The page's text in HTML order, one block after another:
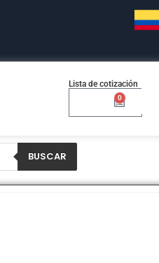
Lista de cotización
0
BUSCAR